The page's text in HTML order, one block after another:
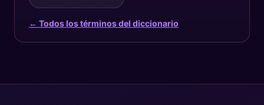
← Todos los términos del diccionario